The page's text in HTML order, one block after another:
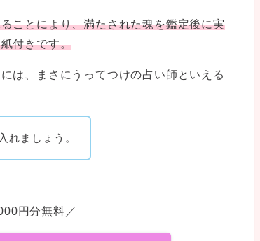
ことにより、満たされた魂を鑑定後に実
付きです。
は、まさにうってつけの占い師といえる
れましょう。
円分無料／